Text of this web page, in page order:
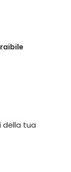
della tua